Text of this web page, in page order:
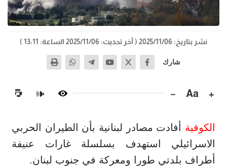
نشر بتاريخ: 2025/11/06 ( آخر تحديث: 2025/11/06 الساعة: 13:11 )
شارك
+
Aa
−
🔊
الكوفية أفادت مصادر لبنانية بأن الطيران الحربي
الاسرائيلي استهدف بسلسلة غارات عنيفة
أطراف بلدتي طورا ومعركة في جنوب لبنان.